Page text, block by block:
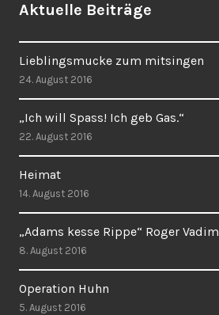
Aktuelle Beiträge
Lieblingsmucke zum mitsingen
24. August 2016
„Ich will Spass! Ich geb Gas.“
22. August 2016
Heimat
14. August 2016
„Adams kesse Rippe“ Roger Vadim
8. August 2016
Operation Huhn
5. August 2016